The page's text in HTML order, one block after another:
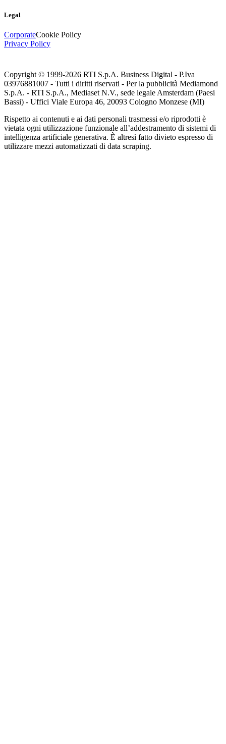
Legal
CorporateCookie Policy
Privacy Policy
Copyright © 1999-2026 RTI S.p.A. Business Digital - P.Iva
03976881007 - Tutti i diritti riservati - Per la pubblicità Mediamond
S.p.A. - RTI S.p.A., Mediaset N.V., sede legale Amsterdam (Paesi
Bassi) - Uffici Viale Europa 46, 20093 Cologno Monzese (MI)
Rispetto ai contenuti e ai dati personali trasmessi e/o riprodotti è
vietata ogni utilizzazione funzionale all’addestramento di sistemi di
intelligenza artificiale generativa. È altresì fatto divieto espresso di
utilizzare mezzi automatizzati di data scraping.